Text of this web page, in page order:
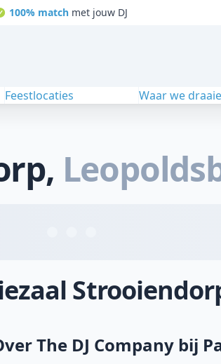
100% matchmet jouw DJ
Feestlocaties Waar we
,
The DJ Company bij